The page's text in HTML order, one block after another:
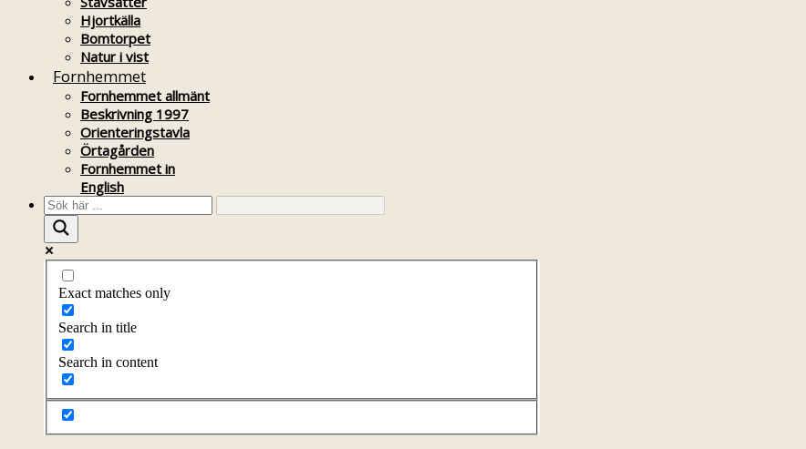
Hjortkälla
Bomtorpet
Natur i vist
Fornhemmet
Fornhemmet allmänt
Beskrivning 1997
Orienteringstavla
Örtagården
Fornhemmet in
English
Exact matches only
Search in title
Search in content